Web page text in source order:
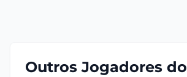
Outros Jogadores do